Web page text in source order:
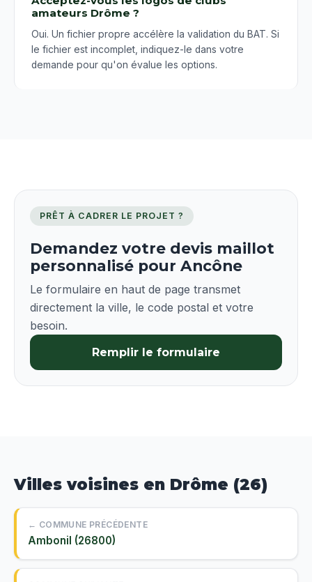
amateurs Drôme ?
Oui. Un fichier propre accélère la validation du BAT. Si
le fichier est incomplet, indiquez-le dans votre
demande pour qu'on évalue les options.
PRÊT À CADRER LE PROJET ?
Demandez votre devis maillot
personnalisé pour Ancône
Le formulaire en haut de page transmet
directement la ville, le code postal et votre
besoin.
Remplir le formulaire
Villes voisines en Drôme (26)
← COMMUNE PRÉCÉDENTE
Ambonil (26800)